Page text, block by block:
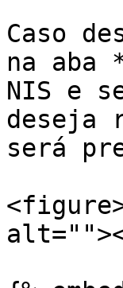
Caso
na aba
NIS e
deseja
será